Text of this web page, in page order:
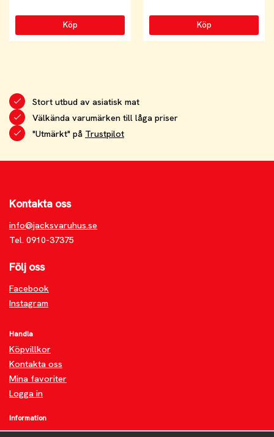
Köp Köp
Stort utbud av asiatisk mat
Välkända varumärken till låga priser
"Utmärkt" på Trustpilot
Kontakta oss
info@jacksvaruhus.se
Tel. 0910-37375
Följ oss
Facebook
Instagram
Handla
Köpvillkor
Kontakta oss
Mina favoriter
Logga in
Information
Om oss